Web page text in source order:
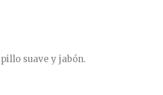
suave y jabón.